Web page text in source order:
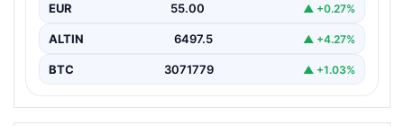
Reijnders"}, "content": "Yaz…
EUR 55.00 ▲ +0.27%
ALTIN 6497.5 ▲ +4.27%
BTC 3071779 ▲ +1.03%